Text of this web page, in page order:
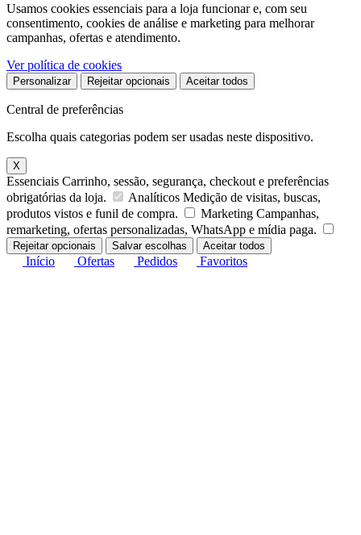
Usamos cookies essenciais para a loja funcionar e, com seu
consentimento, cookies de análise e marketing para melhorar
campanhas, ofertas e atendimento.
Ver política de cookies
Personalizar Rejeitar opcionais Aceitar todos
Central de preferências
Escolha quais categorias podem ser usadas neste dispositivo.
X
Essenciais Carrinho, sessão, segurança, checkout e preferências
obrigatórias da loja.
Analíticos Medição de visitas, buscas,
produtos vistos e funil de compra.
Marketing Campanhas,
remarketing, ofertas personalizadas, WhatsApp e mídia paga.
Rejeitar opcionais Salvar escolhas Aceitar todos
Início Ofertas Pedidos Favoritos